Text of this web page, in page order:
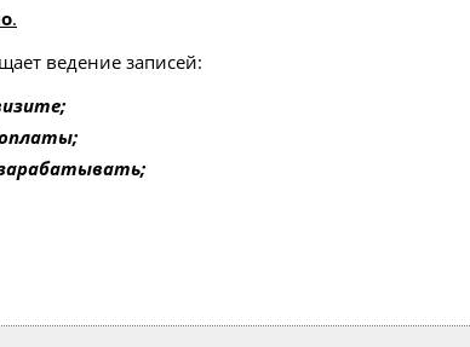
.
ведение записей: